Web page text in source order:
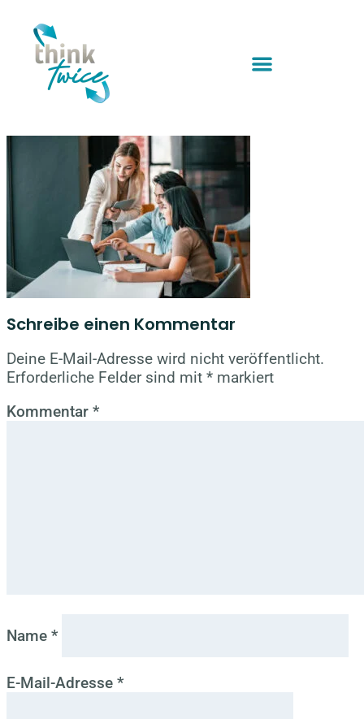
Schreibe einen Kommentar
Deine E-Mail-Adresse wird nicht veröffentlicht.
Erforderliche Felder sind mit * markiert
Kommentar *
Name *
E-Mail-Adresse *